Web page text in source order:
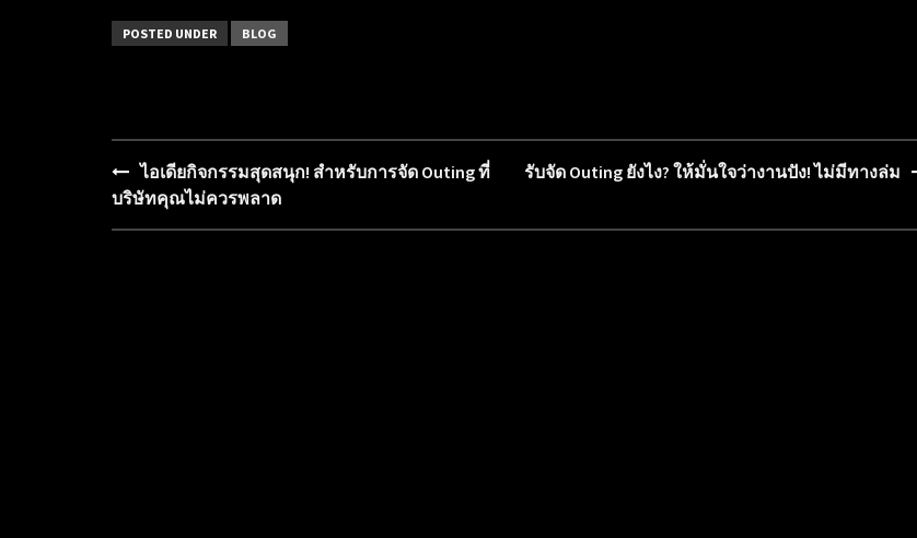
POSTED UNDER BLOG
Post
navigation
ไอเดียกิจกรรมสุดสนุก! สำหรับการจัด Outing ที่
บริษัทคุณไม่ควรพลาด
รับจัด Outing ยังไง? ให้มั่นใจว่างานปัง! ไม่มีทางล่ม